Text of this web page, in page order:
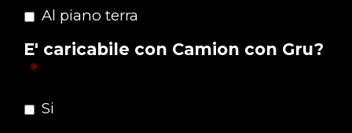
Al piano terra
E' caricabile con Camion con Gru?
*
Si